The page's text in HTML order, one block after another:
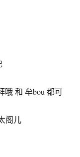
哦 和 牟bou 都可
阁儿